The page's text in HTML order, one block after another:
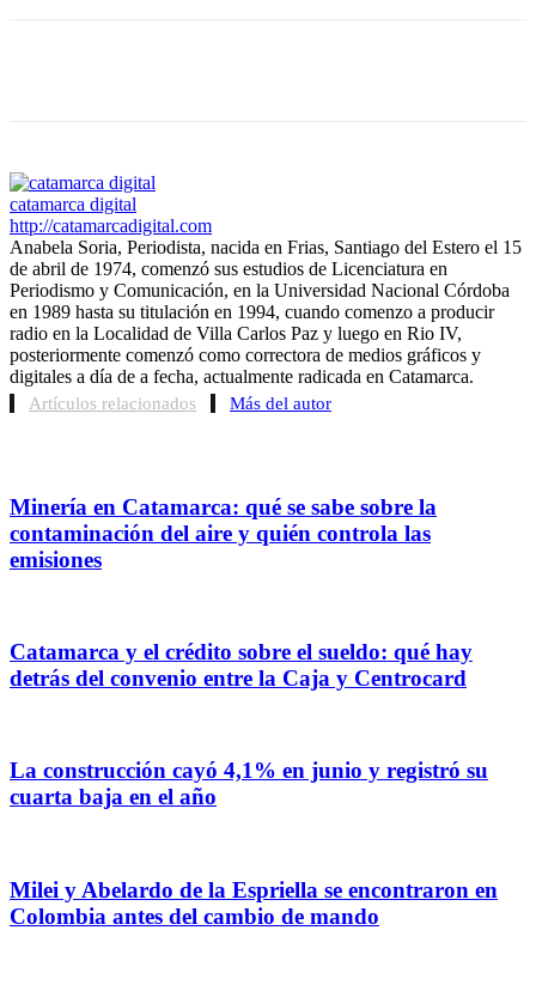
catamarca digital
http://catamarcadigital.com
Anabela Soria, Periodista, nacida en Frias, Santiago del Estero el 15
de abril de 1974, comenzó sus estudios de Licenciatura en
Periodismo y Comunicación, en la Universidad Nacional Córdoba
en 1989 hasta su titulación en 1994, cuando comenzo a producir
radio en la Localidad de Villa Carlos Paz y luego en Rio IV,
posteriormente comenzó como correctora de medios gráficos y
digitales a día de a fecha, actualmente radicada en Catamarca.
Artículos relacionados Más del autor
Minería en Catamarca: qué se sabe sobre la
contaminación del aire y quién controla las
emisiones
Catamarca y el crédito sobre el sueldo: qué hay
detrás del convenio entre la Caja y Centrocard
La construcción cayó 4,1% en junio y registró su
cuarta baja en el año
Milei y Abelardo de la Espriella se encontraron en
Colombia antes del cambio de mando